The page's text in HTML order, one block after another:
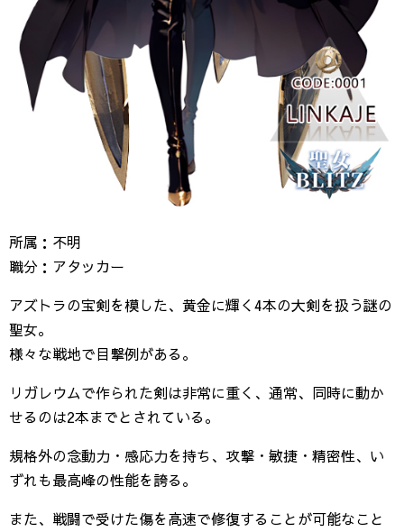
所属：不明
職分：アタッカー
アズトラの宝剣を模した、黄金に輝く4本の大剣を扱う謎の
聖女。
様々な戦地で目撃例がある。
リガレウムで作られた剣は非常に重く、通常、同時に動か
せるのは2本までとされている。
規格外の念動力・感応力を持ち、攻撃・敏捷・精密性、い
ずれも最高峰の性能を誇る。
また、戦闘で受けた傷を高速で修復することが可能なこと